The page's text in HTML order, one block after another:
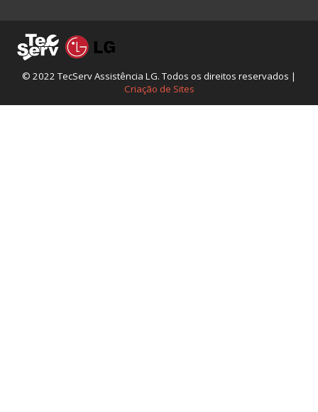
© 2022 TecServ Assistência LG. Todos os direitos reservados |
Criação de Sites